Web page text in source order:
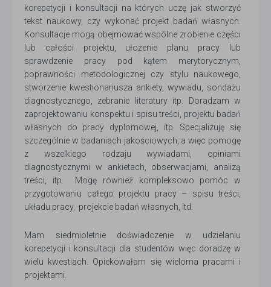
korepetycji i konsultacji na których uczę jak stworzyć
tekst naukowy, czy wykonać projekt badań własnych.
Konsultacje mogą obejmować wspólne zrobienie części
lub całości projektu, ułożenie planu pracy lub
sprawdzenie pracy pod kątem merytorycznym,
poprawności metodologicznej czy stylu naukowego,
stworzenie kwestionariusza ankiety, wywiadu, sondażu
diagnostycznego, zebranie literatury itp. Doradzam w
zaprojektowaniu konspektu i spisu treści, projektu badań
własnych do pracy dyplomowej, itp. Specjalizuję się
szczególnie w badaniach jakościowych, a więc pomogę
z wszelkiego rodzaju wywiadami, opiniami
diagnostycznymi w ankietach, obserwacjami, analizą
treści, itp. Mogę również kompleksowo pomóc w
przygotowaniu całego projektu pracy – spisu treści,
układu pracy, projekcie badań własnych, itd.
Mam siedmioletnie doświadczenie w udzielaniu
korepetycji i konsultacji dla studentów więc doradzę w
wielu kwestiach. Opiekowałam się wieloma pracami i
projektami.